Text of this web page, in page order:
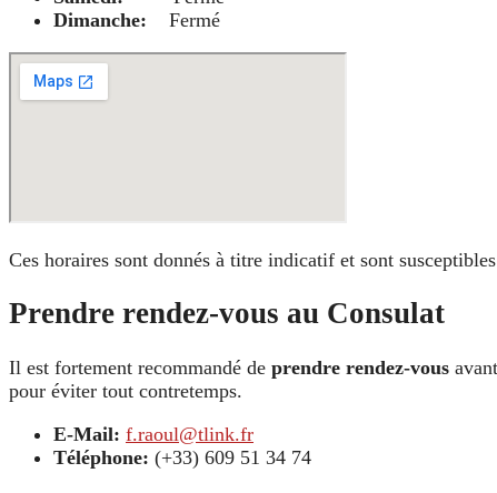
Dimanche: Fermé
Ces horaires sont donnés à titre indicatif et sont
Prendre rendez-vous au Consulat
Il est fortement recommandé de prendre rendez-vous
pour éviter tout contretemps.
E-Mail: f.raoul@tlink.fr
Téléphone: (+33) 609 51 34 74